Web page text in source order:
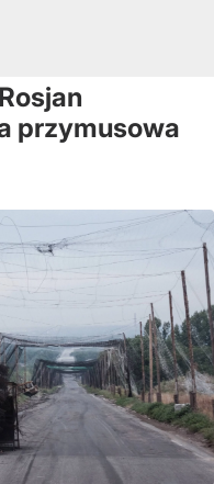
przymusowa